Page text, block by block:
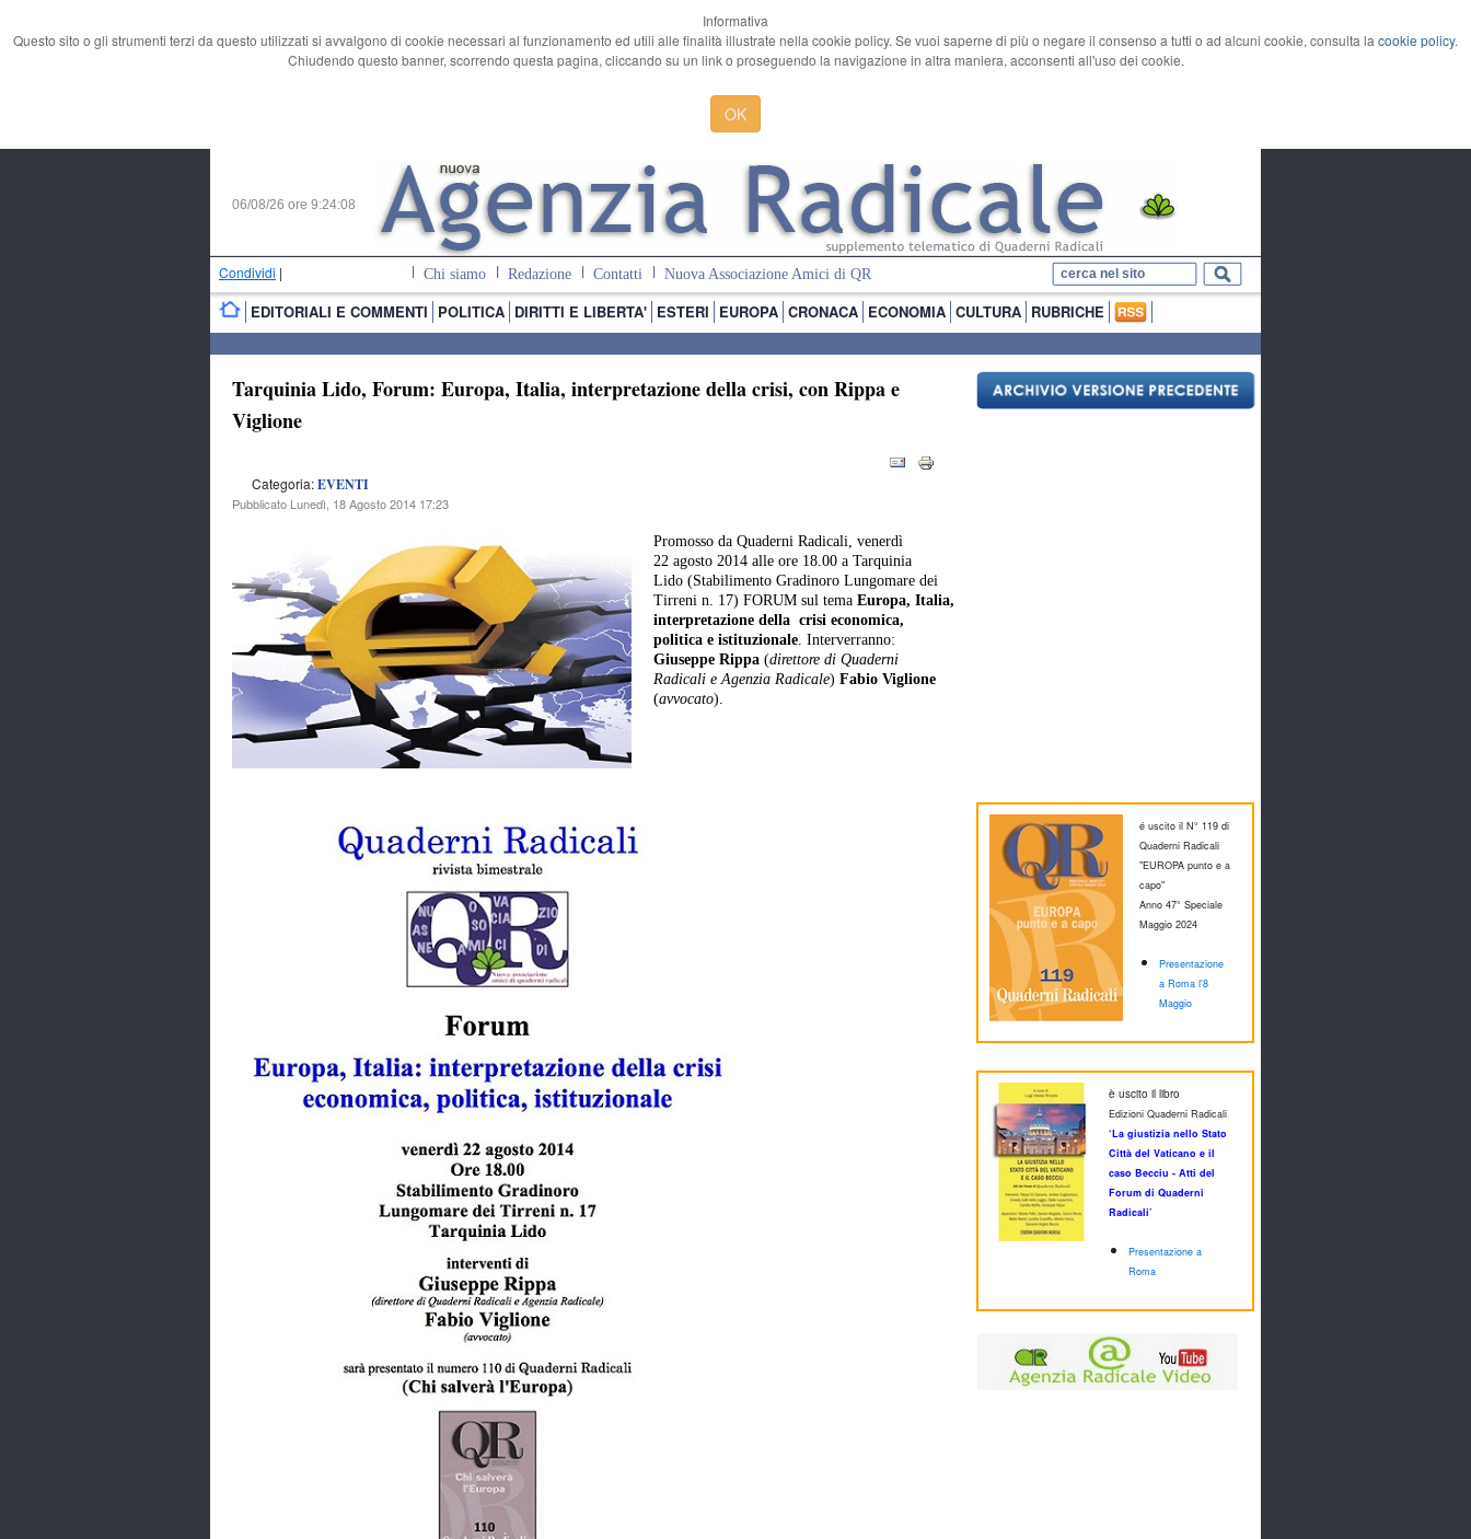
Informativa
Questo sito o gli strumenti terzi da questo utilizzati si avvalgono di cookie necessari al funzionamento ed utili alle finalità illustrate nella cookie policy. Se vuoi saperne di più o negare il consenso a tutti o ad alcuni cookie, consulta la cookie policy.
Chiudendo questo banner, scorrendo questa pagina, cliccando su un link o proseguendo la navigazione in altra maniera, acconsenti all'uso dei cookie.
OK
06/08/26 ore 9:24:09
Condividi | Chi siamo Redazione Contatti Nuova Associazione Amici di QR
EDITORIALI E COMMENTI POLITICA DIRITTI E LIBERTA' ESTERI EUROPA CRONACA ECONOMIA CULTURA RUBRICHE
Tarquinia Lido, Forum: Europa, Italia, interpretazione della crisi, con Rippa e
Viglione
Categoria:EVENTI
Pubblicato Lunedì, 18 Agosto 2014 17:23
Promosso da Quaderni Radicali, venerdì
22 agosto 2014 alle ore 18.00 a Tarquinia
Lido (Stabilimento Gradinoro Lungomare dei
Tirreni n. 17) FORUM sul tema Europa, Italia,
interpretazione della crisi economica,
politica e istituzionale. Interverranno:
Giuseppe Rippa (direttore di Quaderni
Radicali e Agenzia Radicale) Fabio Viglione
(avvocato).
é uscito il N° 119 di
Quaderni Radicali
"EUROPA punto e a
capo"
Anno 47° Speciale
Maggio 2024
Presentazione
a Roma l'8
Maggio
è uscito il libro
Edizioni Quaderni Radicali
‘La giustizia nello Stato
Città del Vaticano e il
caso Becciu - Atti del
Forum di Quaderni
Radicali’
Presentazione a
Roma